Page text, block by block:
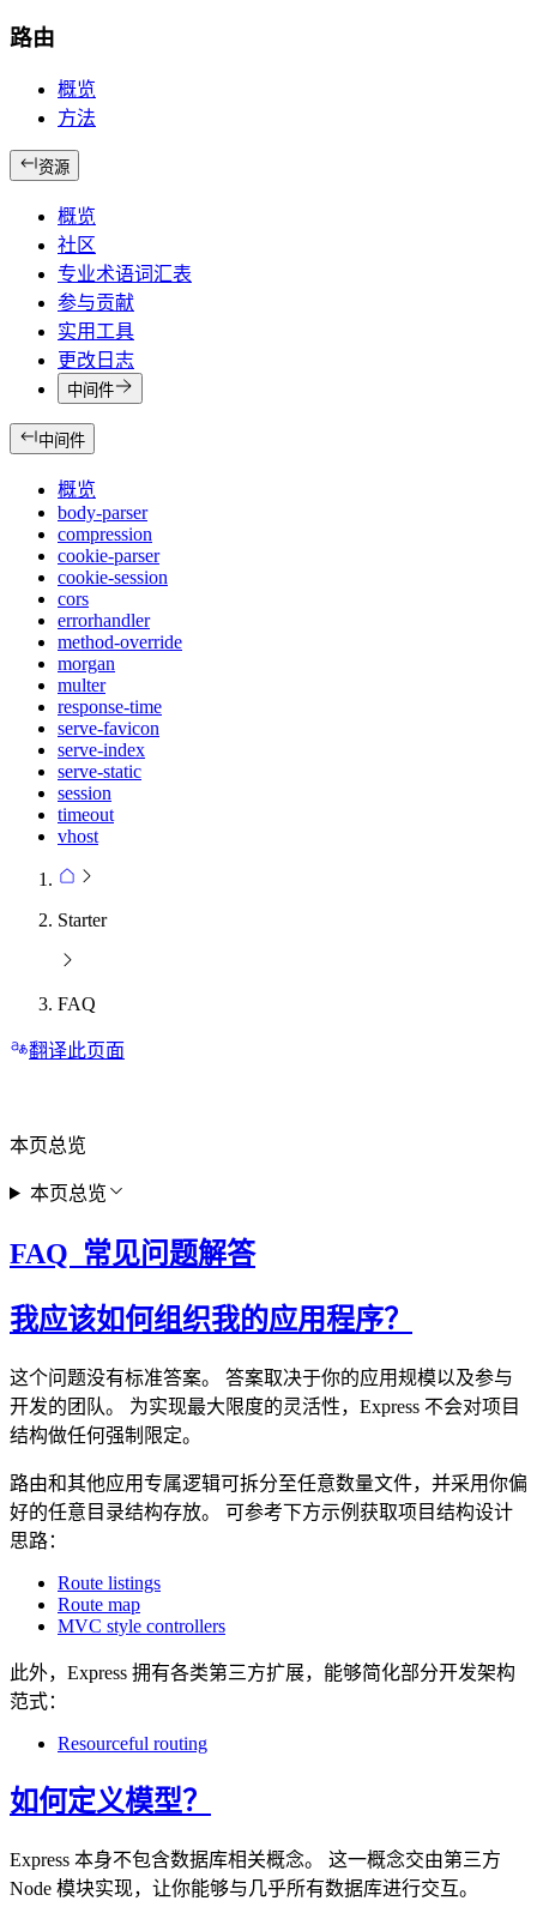
路由
概览
方法
资源
概览
社区
专业术语词汇表
参与贡献
实用工具
更改日志
中间件
中间件
概览
body-parser
compression
cookie-parser
cookie-session
cors
errorhandler
method-override
morgan
multer
response-time
serve-favicon
serve-index
serve-static
session
timeout
vhost
Starter
FAQ
翻译此页面
FAQ 常见问题解答
我应该如何组织我的应用程序？
这个问题没有标准答案。 答案取决于你的应用规模以及参与
开发的团队。 为实现最大限度的灵活性，Express 不会对项目
结构做任何强制限定。
路由和其他应用专属逻辑可拆分至任意数量文件，并采用你偏
好的任意目录结构存放。 可参考下方示例获取项目结构设计
思路：
Route listings
Route map
MVC style controllers
此外，Express 拥有各类第三方扩展，能够简化部分开发架构
范式：
Resourceful routing
如何定义模型？
Express 本身不包含数据库相关概念。 这一概念交由第三方
Node 模块实现，让你能够与几乎所有数据库进行交互。
本页总览
本页总览